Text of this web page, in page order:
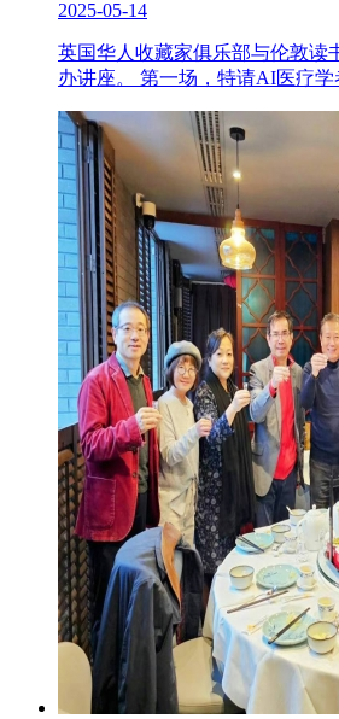
2025-05-14
英国华人收藏家俱乐部与伦敦读
办讲座。 第一场，特请AI医疗学